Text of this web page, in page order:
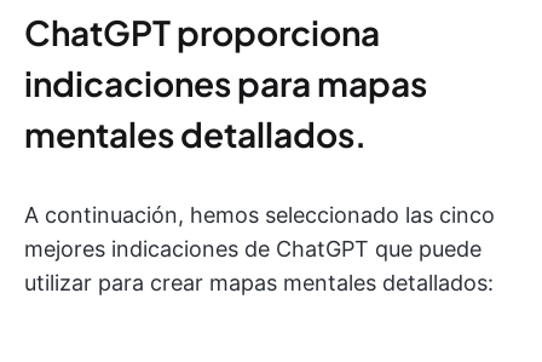
ChatGPT proporciona
indicaciones para mapas
mentales detallados.
A continuación, hemos seleccionado las cinco
mejores indicaciones de ChatGPT que puede
utilizar para crear mapas mentales detallados: